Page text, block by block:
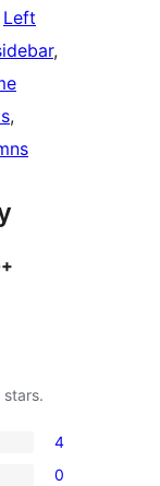
Left
4
0